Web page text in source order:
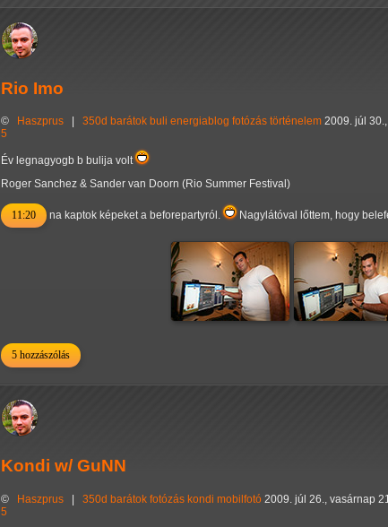
Rio Imo
© Haszprus 350d barátok buli energiablog fotózás történelem 2009. júl
5
Év legnagyogb b bulija volt
Roger Sanchez & Sander van Doorn (Rio Summer Festival)
11:20 na kaptok képeket a beforepartyról. Nagylátóval lőttem, hogy
5 hozzászólás
Kondi w/ GuNN
© Haszprus | 350d barátok fotózás kondi mobilfotó 2009. júl 26., vasárnap
5